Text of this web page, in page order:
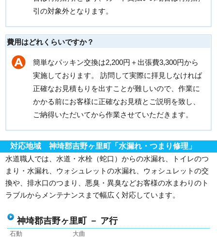
引の対象外となります。
費用はどれくらいですか？
簡単なパッキン交換は2,200円＋出張費3,300円から
実施しております。 訪問して実際に拝見しなければ
正確なお見積もりを出すことが難しいので、作業に
かかる前にお客様に正確なお見積とご説明を致し、
ご納得いただいてから作業させていただきます。
対応地域 神埼郡吉野ヶ里町「水漏れ・つまり修理」
水道職人では、水道・水栓（蛇口）からの水漏れ、トイレのつ
まり・水漏れ、ウォシュレットの水漏れ、ウォシュレットの交
換や、排水口のつまり、悪臭・異臭などお客様の水まわりのト
ラブルからメンテナンスまで幅広く対応しています。
神埼郡吉野ヶ里町 － ア行
石動 大曲